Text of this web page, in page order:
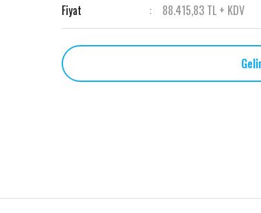
Fiyat
88.415,83 TL + KDV